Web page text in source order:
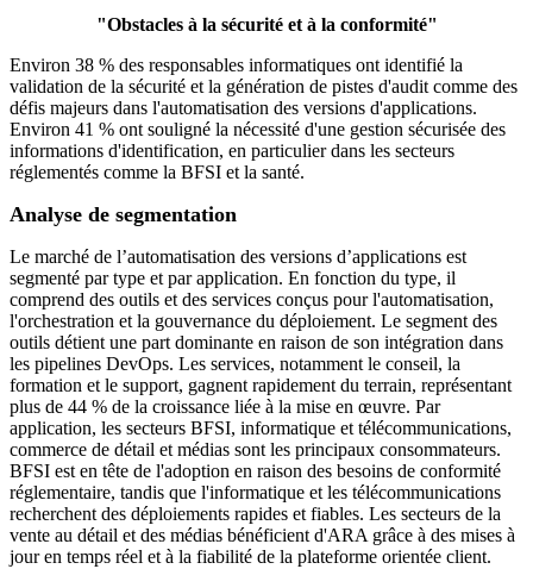
"Obstacles à la sécurité et à la conformité"
Environ 38 % des responsables informatiques ont identifié la
validation de la sécurité et la génération de pistes d'audit comme des
défis majeurs dans l'automatisation des versions d'applications.
Environ 41 % ont souligné la nécessité d'une gestion sécurisée des
informations d'identification, en particulier dans les secteurs
réglementés comme la BFSI et la santé.
Analyse de segmentation
Le marché de l’automatisation des versions d’applications est
segmenté par type et par application. En fonction du type, il
comprend des outils et des services conçus pour l'automatisation,
l'orchestration et la gouvernance du déploiement. Le segment des
outils détient une part dominante en raison de son intégration dans
les pipelines DevOps. Les services, notamment le conseil, la
formation et le support, gagnent rapidement du terrain, représentant
plus de 44 % de la croissance liée à la mise en œuvre. Par
application, les secteurs BFSI, informatique et télécommunications,
commerce de détail et médias sont les principaux consommateurs.
BFSI est en tête de l'adoption en raison des besoins de conformité
réglementaire, tandis que l'informatique et les télécommunications
recherchent des déploiements rapides et fiables. Les secteurs de la
vente au détail et des médias bénéficient d'ARA grâce à des mises à
jour en temps réel et à la fiabilité de la plateforme orientée client.